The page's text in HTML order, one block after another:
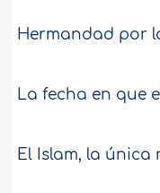
Hermandad por
La fecha en que
El Islam, la única